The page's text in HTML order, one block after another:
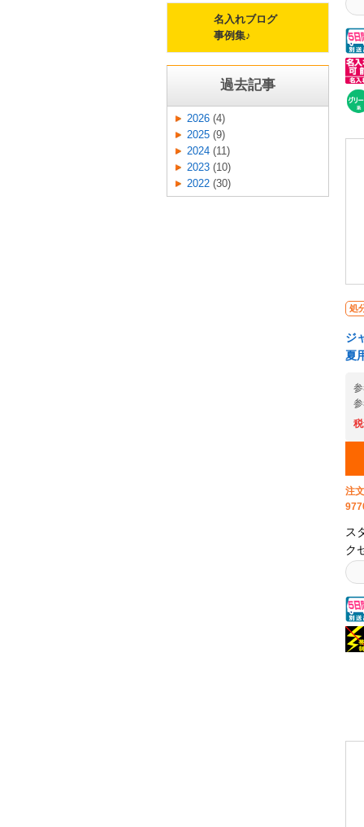
パ
し
上
ク
ン
ス
ッ
定
極
姿
ュ
ろ
ケ
い
心
シ
は
品
す
処
ジ
夏
注
ス
ク
ス
で
業
ア
ら
名入れブログ
事例集♪
過去記事
2026 (4)
2025 (9)
2024 (11)
2023 (10)
2022 (30)